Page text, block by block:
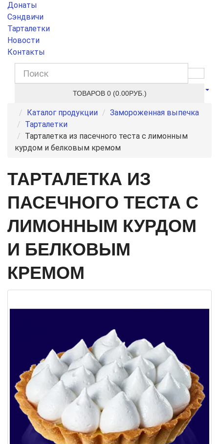
Донаты
Сэндвичи
Тарталетки
Новости
Контакты
ТОВАРОВ 0 (0.00РУБ.)
Каталог продукции
Замороженная выпечка
Тарталетки
Тарталетка из пасечного теста с лимонным
курдом и белковым кремом
ТАРТАЛЕТКА ИЗ
ПАСЕЧНОГО ТЕСТА С
ЛИМОННЫМ КУРДОМ
И БЕЛКОВЫМ
КРЕМОМ